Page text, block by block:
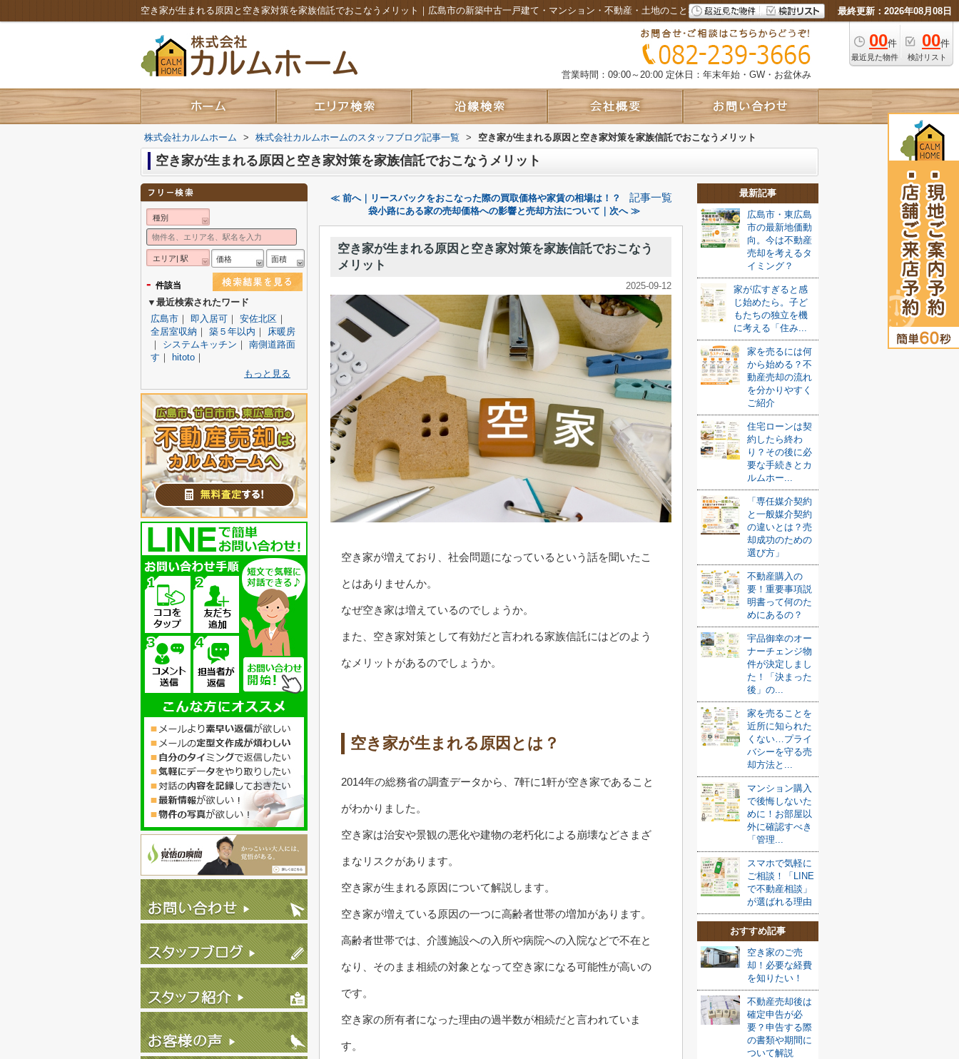
空き家が生まれる原因と空き家対策を家族信託でおこなうメリット｜広島市の新築中古一戸建て・マンション・不動産・土地のことなら株式会社カルムホーム 最終更新：2026年08月08日
00件
最近見た物件
00件
検討リスト
営業時間：09:00～20:00 定休日：年末年始・GW・お盆休み
株式会社カルムホーム > 株式会社カルムホームのスタッフブログ記事一覧 > 空き家が生まれる原因と空き家対策を家族信託でおこなうメリット
空き家が生まれる原因と空き家対策を家族信託でおこなうメリット
≪ 前へ｜リースバックをおこなった際の買取価格や家賃の相場は！？ 記事一覧
袋小路にある家の売却価格への影響と売却方法について｜次へ ≫
空き家が生まれる原因と空き家対策を家族信託でおこなう
メリット
2025-09-12
空き家が増えており、社会問題になっているという話を聞いたこ
とはありませんか。
なぜ空き家は増えているのでしょうか。
また、空き家対策として有効だと言われる家族信託にはどのよう
なメリットがあるのでしょうか。
空き家が生まれる原因とは？
2014年の総務省の調査データから、7軒に1軒が空き家であること
がわかりました。
空き家は治安や景観の悪化や建物の老朽化による崩壊などさまざ
まなリスクがあります。
空き家が生まれる原因について解説します。
空き家が増えている原因の一つに高齢者世帯の増加があります。
高齢者世帯では、介護施設への入所や病院への入院などで不在と
なり、そのまま相続の対象となって空き家になる可能性が高いの
です。
空き家の所有者になった理由の過半数が相続だと言われていま
す。
最新記事
広島市・東広島
市の最新地価動
向。今は不動産
売却を考えるタ
イミング？
家が広すぎると感
じ始めたら。子ど
もたちの独立を機
に考える「住み...
家を売るには何
から始める？不
動産売却の流れ
を分かりやすく
ご紹介
住宅ローンは契
約したら終わ
り？その後に必
要な手続きとカ
ルムホー...
「専任媒介契約
と一般媒介契約
の違いとは？売
却成功のための
選び方」
不動産購入の
要！重要事項説
明書って何のた
めにあるの？
宇品御幸のオー
ナーチェンジ物
件が決定しまし
た！「決まった
後」の...
家を売ることを
近所に知られた
くない…プライ
バシーを守る売
却方法と...
マンション購入
で後悔しないた
めに！お部屋以
外に確認すべき
「管理...
スマホで気軽に
ご相談！「LINE
で不動産相談」
が選ばれる理由
おすすめ記事
空き家のご売
却！必要な経費
を知りたい！
不動産売却後は
確定申告が必
要？申告する際
の書類や期間に
ついて解説
種別
エリア| 駅 価格 面積
- 件該当
▼最近検索されたワード
広島市 ｜ 即入居可 ｜ 安佐北区 ｜
全居室収納 ｜ 築５年以内 ｜ 床暖房
｜ システムキッチン ｜ 南側道路面
す ｜ hitoto ｜
もっと見る